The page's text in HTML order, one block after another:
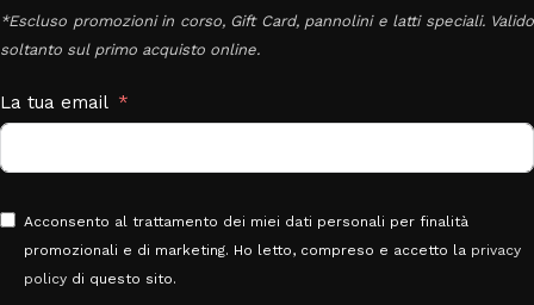
*Escluso promozioni in corso, Gift Card, pannolini e latti speciali. Valido
soltanto sul primo acquisto online.
La tua email
Acconsento al trattamento dei miei dati personali per finalità
promozionali e di marketing. Ho letto, compreso e accetto la privacy
policy di questo sito.